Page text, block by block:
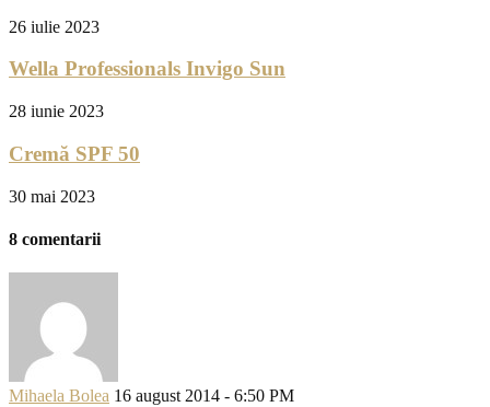
26 iulie 2023
Wella Professionals Invigo Sun
28 iunie 2023
Cremă SPF 50
30 mai 2023
8 comentarii
Mihaela Bolea 16 august 2014 - 6:50 PM